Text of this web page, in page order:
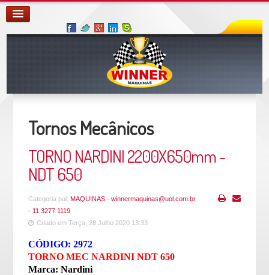
Tornos Mecânicos
TORNO NARDINI 2200X650mm -
NDT 650
Categoria pai: MAQUINAS - winnermaquinas@uol.com.br
- 11 3277 1119
Criado em Terça, 28 Julho 2020 13:33
CÓDIGO: 2972
TORNO MEC NARDINI NDT 650
Marca: Nardini